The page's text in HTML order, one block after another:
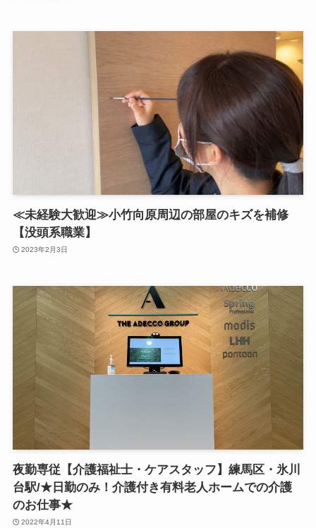
≪未経験大歓迎≫小竹向原周辺の部屋のキズを補修
【没頭系職業】
2023年2月3日
夜勤専従【介護福祉士・ケアスタッフ】練馬区・氷川
台駅/★日勤のみ！介護付き有料老人ホームでの介護
のお仕事★
2022年4月11日